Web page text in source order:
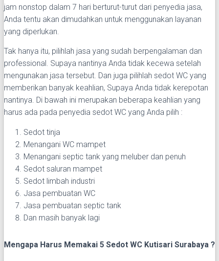
jam nonstop dalam 7 hari berturut-turut dari penyedia jasa,
Anda tentu akan dimudahkan untuk menggunakan layanan
yang diperlukan.
Tak hanya itu, pilihlah jasa yang sudah berpengalaman dan
professional. Supaya nantinya Anda tidak kecewa setelah
mengunakan jasa tersebut. Dan juga pilihlah sedot WC yang
memberikan banyak keahlian, Supaya Anda tidak kerepotan
nantinya. Di bawah ini merupakan beberapa keahlian yang
harus ada pada penyedia sedot WC yang Anda pilih :
Sedot tinja
Menangani WC mampet
Menangani septic tank yang meluber dan penuh
Sedot saluran mampet
Sedot limbah industri
Jasa pembuatan WC
Jasa pembuatan septic tank
Dan masih banyak lagi
Mengapa Harus Memakai 5 Sedot WC Kutisari Surabaya ?